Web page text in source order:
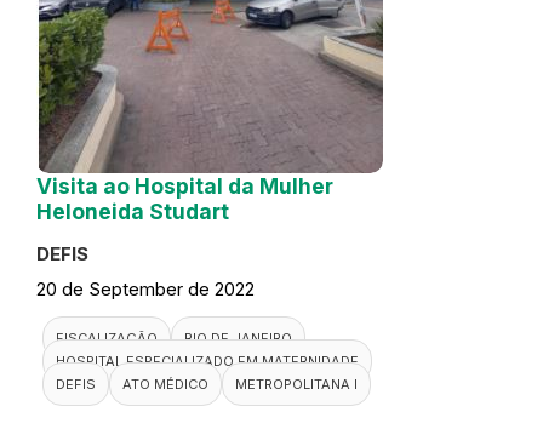
Visita ao Hospital da Mulher
Heloneida Studart
DEFIS
20 de September de 2022
FISCALIZAÇÃO
RIO DE JANEIRO
HOSPITAL ESPECIALIZADO EM MATERNIDADE
DEFIS
ATO MÉDICO METROPOLITANA I